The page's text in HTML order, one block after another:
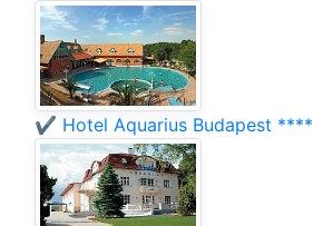
✔️ Hotel Aquarius Budapest ****